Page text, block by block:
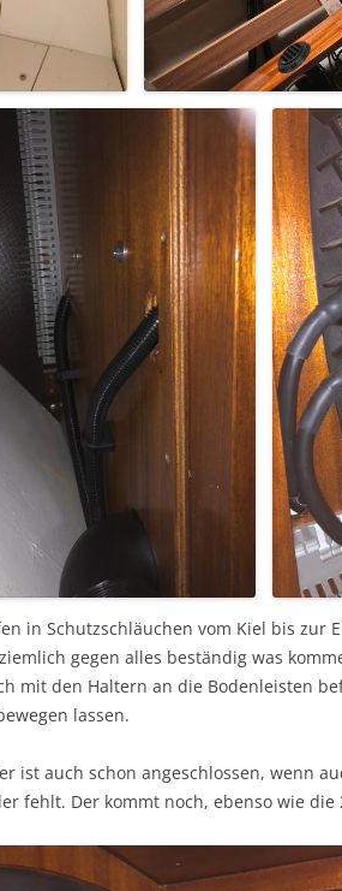
in Schutzschläuchen vom Kiel bis zur
gegen alles beständig was
mit den Haltern an die Bodenleisten
lassen.
ist auch schon angeschlossen, wenn
fehlt. Der kommt noch, ebenso wie